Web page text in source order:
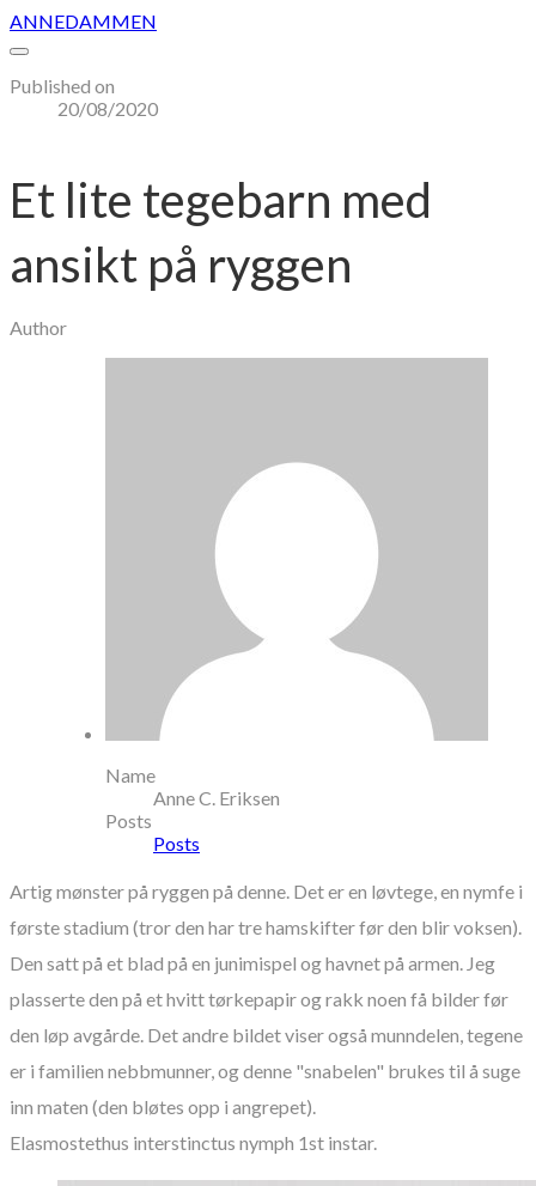
ANNEDAMMEN
Published on
20/08/2020
Et lite tegebarn med
ansikt på ryggen
Author
Name
Anne C. Eriksen
Posts
Posts
Artig mønster på ryggen på denne. Det er en løvtege, en nymfe i
første stadium (tror den har tre hamskifter før den blir voksen).
Den satt på et blad på en junimispel og havnet på armen. Jeg
plasserte den på et hvitt tørkepapir og rakk noen få bilder før
den løp avgårde. Det andre bildet viser også munndelen, tegene
er i familien nebbmunner, og denne "snabelen" brukes til å suge
inn maten (den bløtes opp i angrepet).
Elasmostethus interstinctus nymph 1st instar.